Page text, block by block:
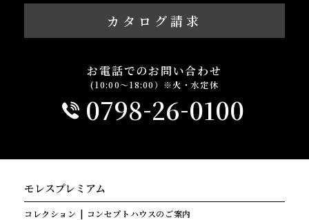
カタログ請求
お電話でのお問い合わせ
(10:00～18:00）※火・水定休
0798-26-0100
モレスプレミアム
コレクション コンセプトハウスのご案内